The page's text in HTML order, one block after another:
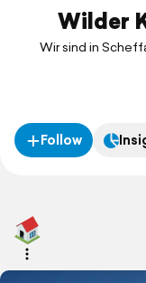
Support
Wilder
Wir sind in
Camping. Morgen
Follow